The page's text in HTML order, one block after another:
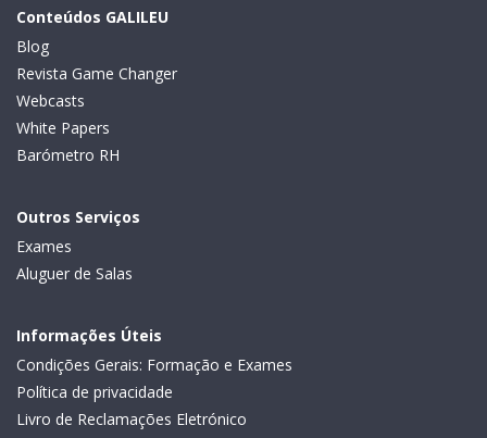
Conteúdos GALILEU
Blog
Revista Game Changer
Webcasts
White Papers
Barómetro RH
Outros Serviços
Exames
Aluguer de Salas
Informações Úteis
Condições Gerais: Formação e Exames
Política de privacidade
Livro de Reclamações Eletrónico